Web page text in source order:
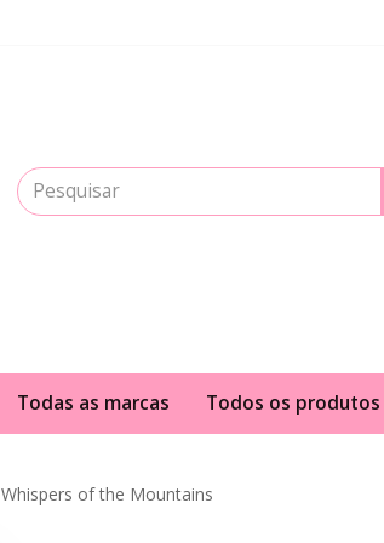
Todas as marcas Todos os produtos
Whispers of the Mountains